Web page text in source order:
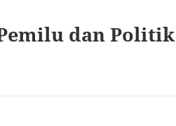
dan Politik